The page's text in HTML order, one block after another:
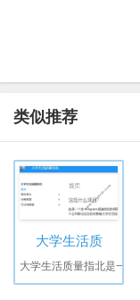
类似推荐
大学生活质
大学生活质量指北是一